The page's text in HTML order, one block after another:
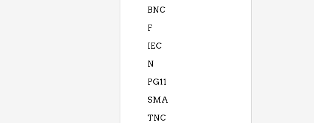
BNC
F
IEC
N
PG11
SMA
TNC